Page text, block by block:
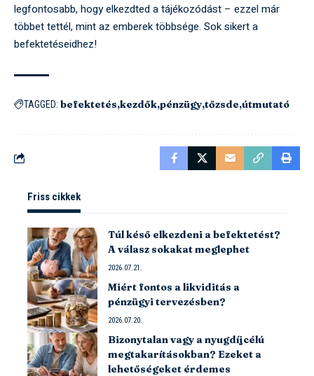
legfontosabb, hogy elkezdted a tájékozódást – ezzel már
többet tettél, mint az emberek többsége. Sok sikert a
befektetéseidhez!
TAGGED: befektetés kezdők pénzügy tőzsde útmutató
Friss cikkek
Túl késő elkezdeni a befektetést?
A válasz sokakat meglephet
2026.07.21.
Miért fontos a likviditás a
pénzügyi tervezésben?
2026.07.20.
Bizonytalan vagy a nyugdíjcélú
megtakarításokban? Ezeket a
lehetőségeket érdemes